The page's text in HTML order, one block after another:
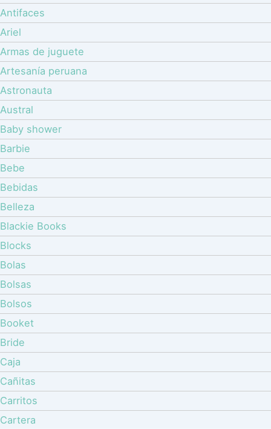
Antifaces
Ariel
Armas de juguete
Artesanía peruana
Astronauta
Austral
Baby shower
Barbie
Bebe
Bebidas
Belleza
Blackie Books
Blocks
Bolas
Bolsas
Bolsos
Booket
Bride
Caja
Cañitas
Carritos
Cartera